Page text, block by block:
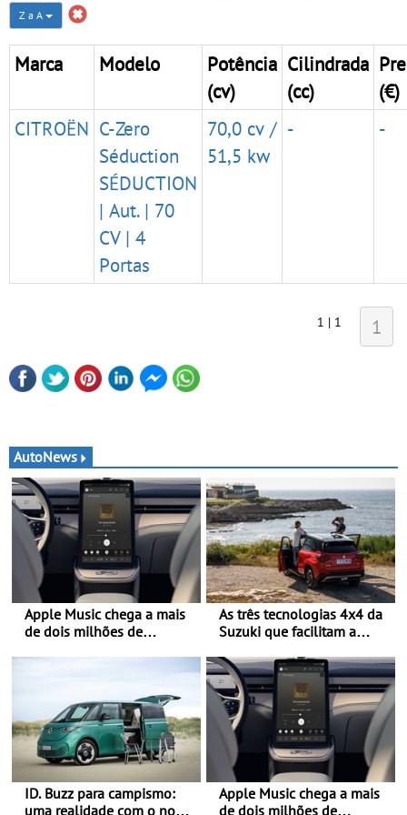
Z a A
Marca Modelo
Potência
(cv)
Cilindrada
(cc)
(€)
CITROËN C-Zero
Séduction
SÉDUCTION
| Aut. | 70
CV | 4
Portas
70,0 cv /
51,5 kw
- -
1 | 1 1
AutoNews
Apple Music chega a mais
de dois milhões de
As três tecnologias 4x4 da
Suzuki que facilitam a
férias - A Suzuki
disponibiliza quatro
sistemas de tração integral
adaptados a diferentes
veículos e estilos de
condução
ID. Buzz para campismo:
uma realidade com o novo
Apple Music chega a mais
de dois milhões de